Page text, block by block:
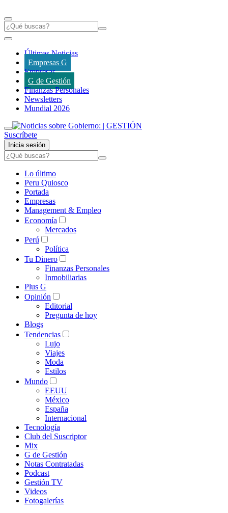
Últimas Noticias
Empresas G
Empresas
G de Gestión
Finanzas Personales
Newsletters
Mundial 2026
Suscríbete
Inicia sesión
Lo último
Peru Quiosco
Portada
Empresas
Management & Empleo
Economía
Mercados
Perú
Política
Tu Dinero
Finanzas Personales
Inmobiliarias
Plus G
Opinión
Editorial
Pregunta de hoy
Blogs
Tendencias
Lujo
Viajes
Moda
Estilos
Mundo
EEUU
México
España
Internacional
Tecnología
Club del Suscriptor
Mix
G de Gestión
Notas Contratadas
Podcast
Gestión TV
Videos
Fotogalerías